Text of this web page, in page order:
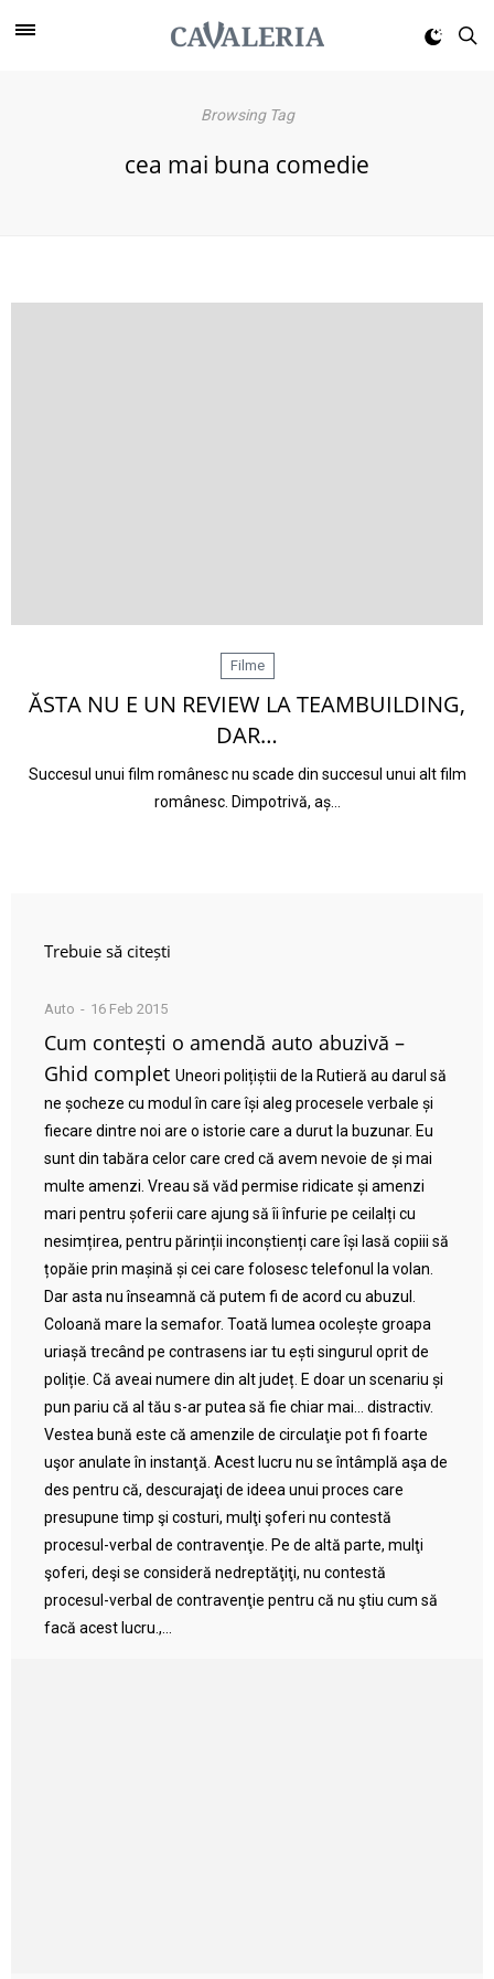
Browsing Tag
cea mai buna comedie
Filme
ĂSTA NU E UN REVIEW LA TEAMBUILDING,
DAR…
Succesul unui film românesc nu scade din succesul unui alt film
românesc. Dimpotrivă, aș…
Trebuie să citești
Auto 16 Feb 2015
Cum contești o amendă auto abuzivă –
Ghid complet Uneori polițiștii de la Rutieră au darul să
ne șocheze cu modul în care își aleg procesele verbale și
fiecare dintre noi are o istorie care a durut la buzunar. Eu
sunt din tabăra celor care cred că avem nevoie de și mai
multe amenzi. Vreau să văd permise ridicate și amenzi
mari pentru șoferii care ajung să îi înfurie pe ceilalți cu
nesimțirea, pentru părinții inconștienți care își lasă copiii să
țopăie prin mașină și cei care folosesc telefonul la volan.
Dar asta nu înseamnă că putem fi de acord cu abuzul.
Coloană mare la semafor. Toată lumea ocolește groapa
uriașă trecând pe contrasens iar tu ești singurul oprit de
poliție. Că aveai numere din alt județ. E doar un scenariu și
pun pariu că al tău s-ar putea să fie chiar mai… distractiv.
Vestea bună este că amenzile de circulaţie pot fi foarte
uşor anulate în instanţă. Acest lucru nu se întâmplă aşa de
des pentru că, descurajaţi de ideea unui proces care
presupune timp şi costuri, mulţi şoferi nu contestă
procesul-verbal de contravenţie. Pe de altă parte, mulţi
şoferi, deşi se consideră nedreptăţiţi, nu contestă
procesul-verbal de contravenţie pentru că nu ştiu cum să
facă acest lucru.,...